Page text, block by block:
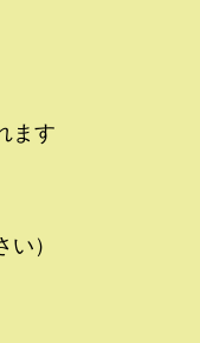
ます
）